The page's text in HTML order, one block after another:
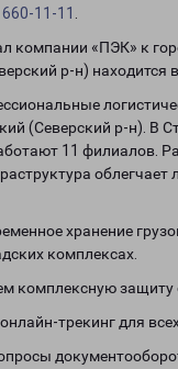
11-11
компании «ПЭК» к
р-н) находится
(Северский р-н). В
11 филиалов.
облегчает
хранение
комплексах.
комплексную защиту
трекинг для